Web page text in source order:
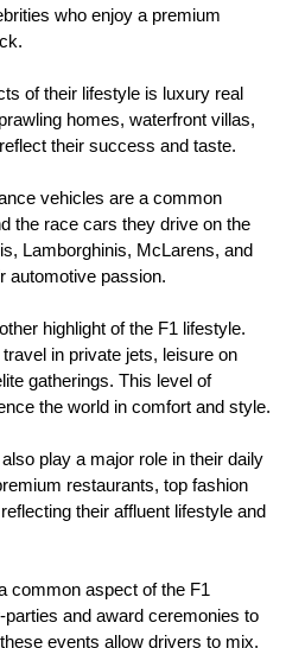
who enjoy a premium
of their lifestyle is luxury real
homes, waterfront villas,
their success and taste.
vehicles are a common
the race cars they drive on the
Lamborghinis, McLarens, and
automotive passion.
highlight of the F1 lifestyle.
in private jets, leisure on
gatherings. This level of
the world in comfort and style.
play a major role in their daily
restaurants, top fashion
their affluent lifestyle and
common aspect of the F1
and award ceremonies to
events allow drivers to mix,